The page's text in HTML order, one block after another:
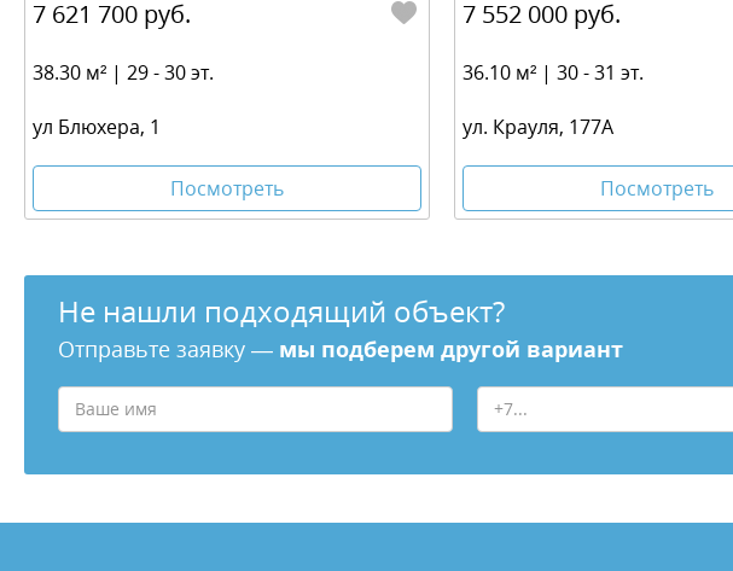
7 621 700 руб.
38.30 м² | 29 - 30 эт.
ул Блюхера, 1
Посмотреть
7 552 000 руб.
36.10 м² | 30 - 31 эт.
ул. Крауля, 177А
Посмотреть
Не нашли подходящий объект?
Отправьте заявку — мы подберем другой вариант